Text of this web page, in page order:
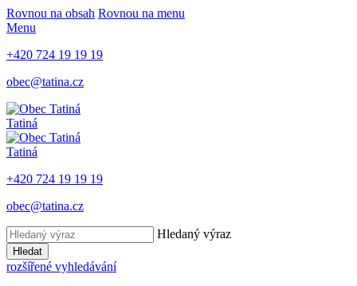
Rovnou na obsah Rovnou na menu
Menu
+420 724 19 19 19
obec@tatina.cz
Tatiná
Tatiná
+420 724 19 19 19
obec@tatina.cz
Hledaný výraz
Hledat
rozšířené vyhledávání